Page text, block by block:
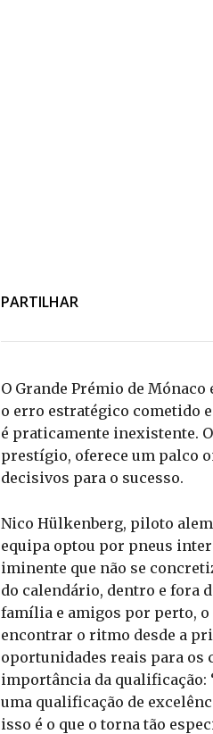
PARTILHAR
O Grande Prémio de
o erro estratégico cometido
é praticamente inexistente.
prestígio, oferece um palco
decisivos para o sucesso.
Nico Hülkenberg, piloto
equipa optou por pneus
iminente que não se
do calendário, dentro e fora
família e amigos por perto,
encontrar o ritmo desde a
oportunidades reais para
importância da qualificação:
uma qualificação de
isso é o que o torna tão